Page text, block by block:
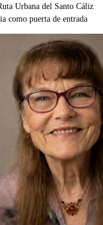
Urbana del Santo Cáliz
como puerta de entrada